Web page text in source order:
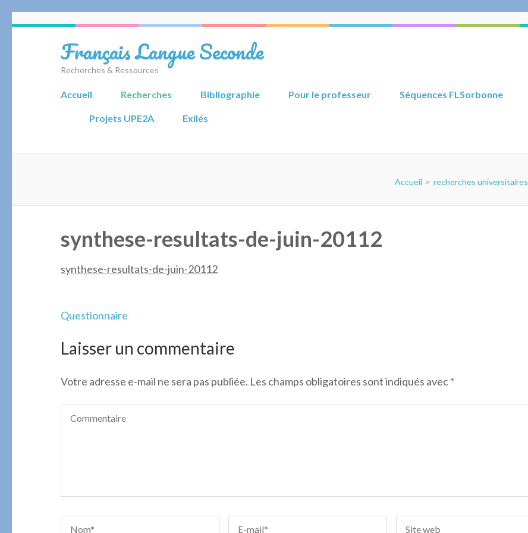
Français Langue Seconde
Recherches & Ressources
Accueil Recherches Bibliographie Pour le professeur Séquences FLSorbonne
Projets UPE2A Exilés
Accueil > recherches universitaires
synthese-resultats-de-juin-20112
synthese-resultats-de-juin-20112
Navigation
l’article
Questionnaire
Laisser un commentaire
Votre adresse e-mail ne sera pas publiée. Les champs obligatoires sont indiqués avec*